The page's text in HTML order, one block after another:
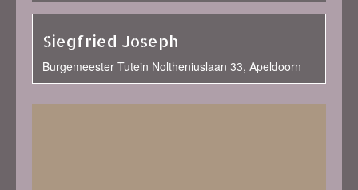
Siegfried Joseph
Burgemeester Tutein Noltheniuslaan 33, Apeldoorn